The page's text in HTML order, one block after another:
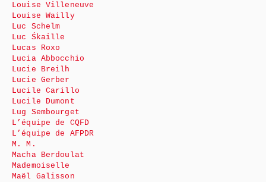
Louise Villeneuve
Louise Wailly
Luc Schelm
Luc Śkaille
Lucas Roxo
Lucia Abbocchio
Lucie Breilh
Lucie Gerber
Lucile Carillo
Lucile Dumont
Lug Sembourget
L’équipe de CQFD
L’équipe de AFPDR
M. M.
Macha Berdoulat
Mademoiselle
Maël Galisson